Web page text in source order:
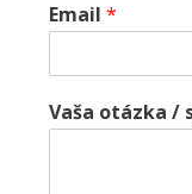
Email *
Vaša otázka /